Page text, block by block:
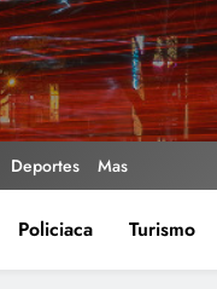
Deportes Mas
Policiaca Turismo